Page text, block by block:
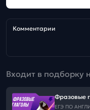
Комментарии
Входит в подборку
Фразовые